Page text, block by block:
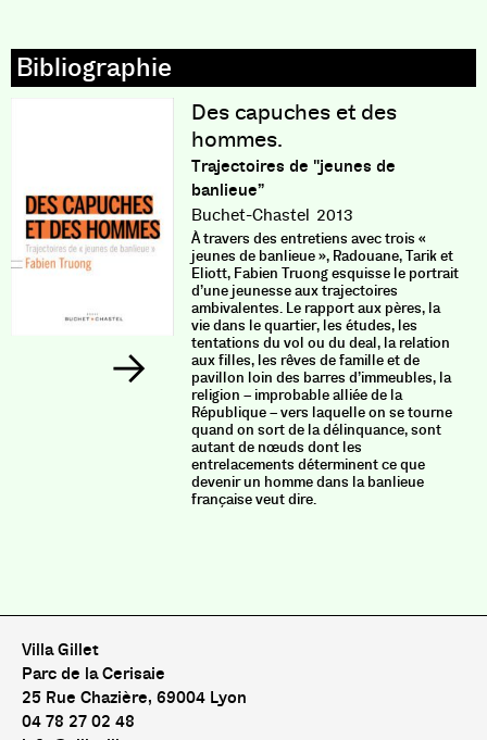
Des capuches et des
hommes.
Trajectoires de "jeunes de
banlieue”
Buchet-Chastel 2013
À travers des entretiens avec trois «
jeunes de banlieue », Radouane, Tarik et
Eliott, Fabien Truong esquisse le portrait
d’une jeunesse aux trajectoires
ambivalentes. Le rapport aux pères, la
vie dans le quartier, les études, les
tentations du vol ou du deal, la relation
aux filles, les rêves de famille et de
pavillon loin des barres d’immeubles, la
religion – improbable alliée de la
République – vers laquelle on se tourne
quand on sort de la délinquance, sont
autant de nœuds dont les
entrelacements déterminent ce que
devenir un homme dans la banlieue
française veut dire.
Villa Gillet
Parc de la Cerisaie
25 Rue Chazière, 69004 Lyon
04 78 27 02 48